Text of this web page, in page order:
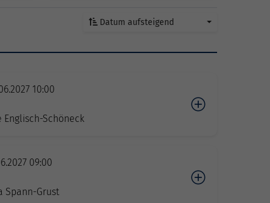
Datum aufsteigend
10:00
Englisch-Schöneck
09:00
Spann-Grust